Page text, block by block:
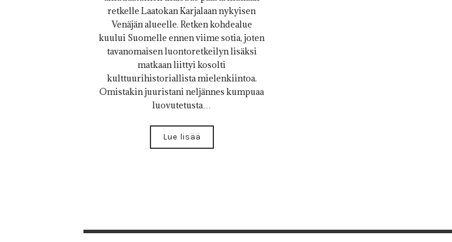
retkelle Laatokan Karjalaan nykyisen
Venäjän alueelle. Retken kohdealue
kuului Suomelle ennen viime sotia, joten
tavanomaisen luontoretkeilyn lisäksi
matkaan liittyi kosolti
kulttuurihistoriallista mielenkiintoa.
Omistakin juuristani neljännes kumpuaa
luovutetusta…
Lue lisää